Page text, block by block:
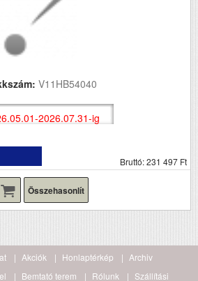
V11HB54040
2026.07.31-ig
Bruttó: 231 497 Ft
Összehasonlít
Akciók Honlaptérkép
Archiv
Bemtató terem Rólunk Szállítási